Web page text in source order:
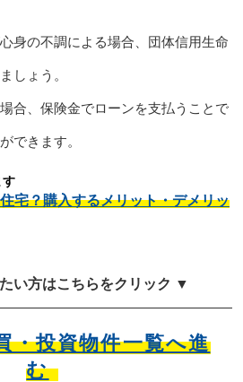
身の不調による場合、団体信用生命
しょう。
合、保険金でローンを支払うことで
できます。
す
宅？購入するメリット・デメリッ
い方はこちらをクリック ▼
・投資物件一覧へ進
む